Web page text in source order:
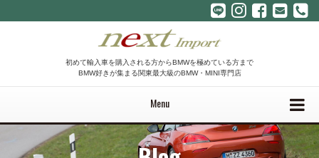
初めて輸入車を購入される方からBMWを極めている方まで
BMW好きが集まる関東最大級のBMW・MINI専門店
Menu